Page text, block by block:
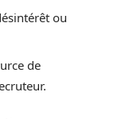
ou
de